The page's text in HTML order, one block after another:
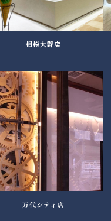
相模大野店
万代シティ店